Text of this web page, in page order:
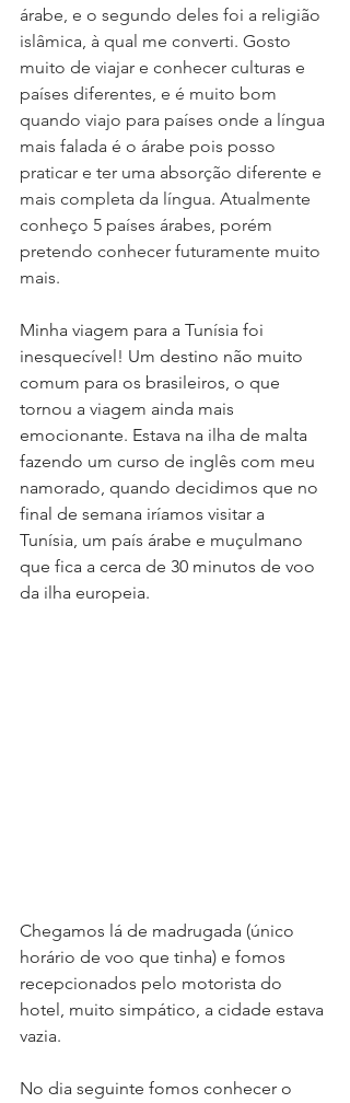
árabe, e o segundo deles foi a religião
islâmica, à qual me converti. Gosto
muito de viajar e conhecer culturas e
países diferentes, e é muito bom
quando viajo para países onde a língua
mais falada é o árabe pois posso
praticar e ter uma absorção diferente e
mais completa da língua. Atualmente
conheço 5 países árabes, porém
pretendo conhecer futuramente muito
mais.
Minha viagem para a Tunísia foi
inesquecível! Um destino não muito
comum para os brasileiros, o que
tornou a viagem ainda mais
emocionante. Estava na ilha de malta
fazendo um curso de inglês com meu
namorado, quando decidimos que no
final de semana iríamos visitar a
Tunísia, um país árabe e muçulmano
que fica a cerca de 30 minutos de voo
da ilha europeia.
Chegamos lá de madrugada (único
horário de voo que tinha) e fomos
recepcionados pelo motorista do
hotel, muito simpático, a cidade estava
vazia.
No dia seguinte fomos conhecer o